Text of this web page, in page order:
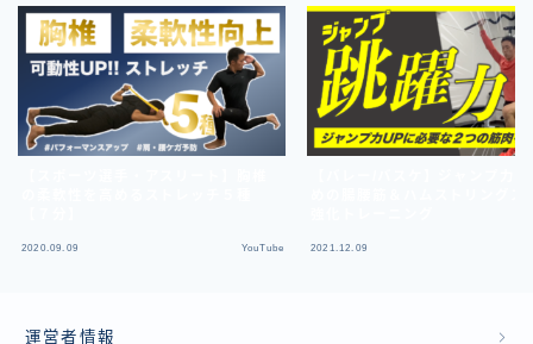
2020.09.09 YouTube 2021.12.09
運営者情報